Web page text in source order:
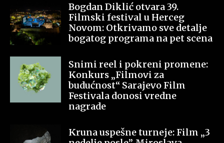
Bogdan Diklić otvara 39.
Filmski festival u Herceg
Novom: Otkrivamo sve detalje
bogatog programa na pet scena
Snimi reel i pokreni promene:
Konkurs „Filmovi za
budućnost“ Sarajevo Film
Festivala donosi vredne
nagrade
Kruna uspešne turneje: Film „3